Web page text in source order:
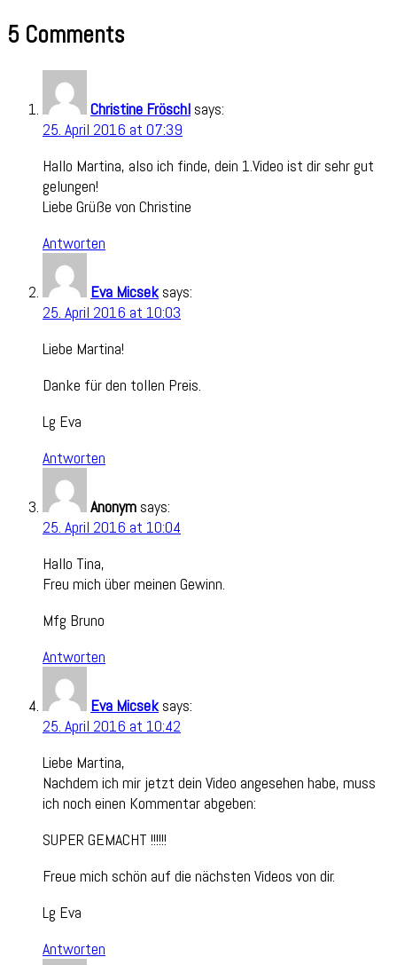
5 Comments
Christine Fröschl says:
25. April 2016 at 07:39
Hallo Martina, also ich finde, dein 1.Video ist dir sehr gut
gelungen!
Liebe Grüße von Christine
Antworten
Eva Micsek says:
25. April 2016 at 10:03
Liebe Martina!
Danke für den tollen Preis.
Lg Eva
Antworten
Anonym says:
25. April 2016 at 10:04
Hallo Tina,
Freu mich über meinen Gewinn.
Mfg Bruno
Antworten
Eva Micsek says:
25. April 2016 at 10:42
Liebe Martina,
Nachdem ich mir jetzt dein Video angesehen habe, muss
ich noch einen Kommentar abgeben:
SUPER GEMACHT !!!!!!
Freue mich schön auf die nächsten Videos von dir.
Lg Eva
Antworten